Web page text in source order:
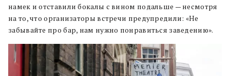
намек и отставили бокалы с вином подальше — несмотря
на то, что организаторы встречи предупредили: «Не
забывайте про бар, нам нужно понравиться заведению».